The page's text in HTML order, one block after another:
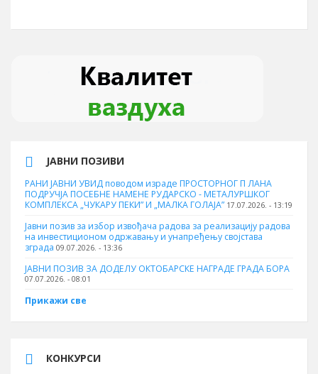
ЈАВНИ ПОЗИВИ
РАНИ ЈАВНИ УВИД поводом израде ПРОСТОРНОГ П ЛАНА
ПОДРУЧЈА ПОСЕБНЕ НАМЕНЕ РУДАРСКО - МЕТАЛУРШКОГ
КОМПЛЕКСА „ЧУКАРУ ПЕКИ” И „МАЛКА ГОЛАЈА” 17.07.2026. - 13:19
Јавни позив за избор извођача радова за реализацију радова
на инвестиционом одржавању и унапређењу својстава
зграда 09.07.2026. - 13:36
ЈАВНИ ПОЗИВ ЗА ДОДЕЛУ ОКТOБАРСКЕ НАГРАДЕ ГРАДА БОРА
07.07.2026. - 08:01
Прикажи све
КОНКУРСИ